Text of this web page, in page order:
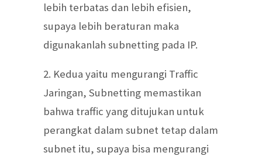
lebih terbatas dan lebih efisien,
supaya lebih beraturan maka
digunakanlah subnetting pada IP.
2. Kedua yaitu mengurangi Traffic
Jaringan, Subnetting memastikan
bahwa traffic yang ditujukan untuk
perangkat dalam subnet tetap dalam
subnet itu, supaya bisa mengurangi